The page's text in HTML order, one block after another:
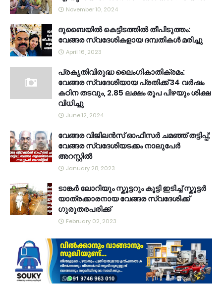
November 10, 2024
ദുബൈയിൽ കെട്ടിടത്തിൽ തീപിടുത്തം:
വേങ്ങര സ്വദേശികളായ ദമ്പതികൾ മരിച്ചു
April 16, 2023
പ്രകൃതിവിരുദ്ധ ലൈംഗികാതിക്രമം:
വേങ്ങര സ്വദേശിയായ പ്രതിക്ക് 34 വര്‍ഷം
കഠിന തടവും, 2.85 ലക്ഷം രൂപ പിഴയും ശിക്ഷ
വിധിച്ചു
June 12, 2024
വേങ്ങര വിജിലൻസ് ഓഫീസർ ചമഞ്ഞ് തട്ടിപ്പ്;
വേങ്ങര സ്വദേശിയടക്കം നാലുപേർ
അറസ്റ്റിൽ
January 28, 2023
ടാങ്കർ ലോറിയും സ്കൂട്ടറും കൂട്ടി ഇടിച്ച് സ്കൂട്ടർ
യാത്രക്കാരനായ വേങ്ങര സ്വദേശിക്ക്
ഗുരുതരപരിക്ക്
February 02, 2023